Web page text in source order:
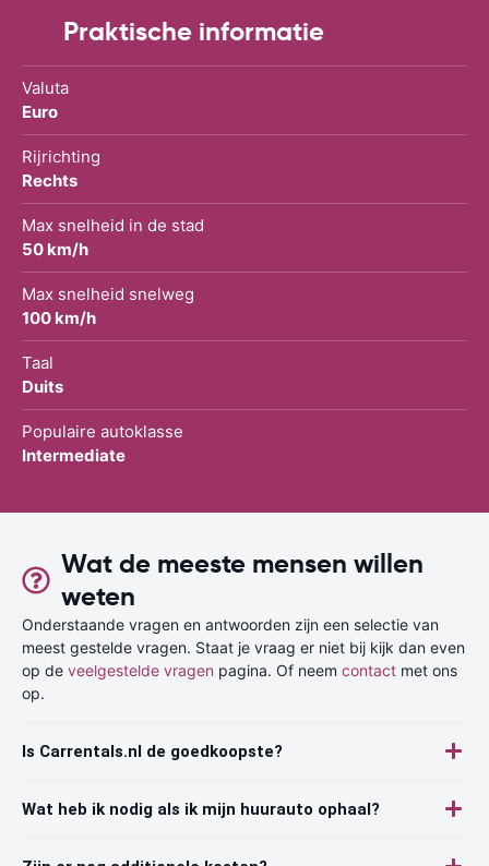
Praktische informatie
Valuta
Euro
Rijrichting
Rechts
Max snelheid in de stad
50 km/h
Max snelheid snelweg
100 km/h
Taal
Duits
Populaire autoklasse
Intermediate
Wat de meeste mensen willen
weten
Onderstaande vragen en antwoorden zijn een selectie van
meest gestelde vragen. Staat je vraag er niet bij kijk dan even
op de veelgestelde vragen pagina. Of neem contact met ons
op.
Is Carrentals.nl de goedkoopste?
Wat heb ik nodig als ik mijn huurauto ophaal?